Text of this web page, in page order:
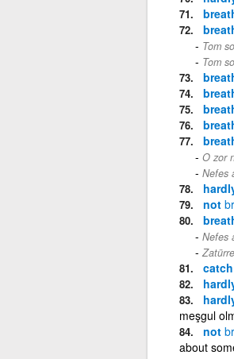
Tom
Tom
O zor
Nefes
not
Nefes
meşgul
not
about